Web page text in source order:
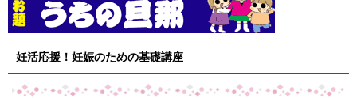
妊活応援！妊娠のための基礎講座